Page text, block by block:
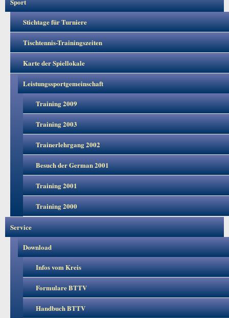
Stichtage für Turniere
Tischtennis-Trainingszeiten
Karte der Spiellokale
Leistungssportgemeinschaft
Training 2009
Training 2003
Trainerlehrgang 2002
Besuch der German 2001
Training 2001
Training 2000
Service
Download
Infos vom Kreis
Formulare BTTV
Handbuch BTTV